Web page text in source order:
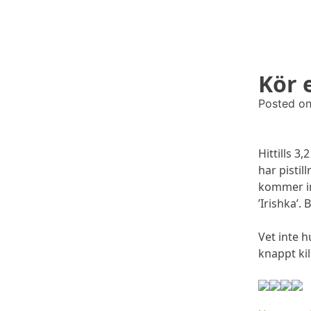
Kör
Posted on
Hittills
har
kommer
Vet inte
knappt